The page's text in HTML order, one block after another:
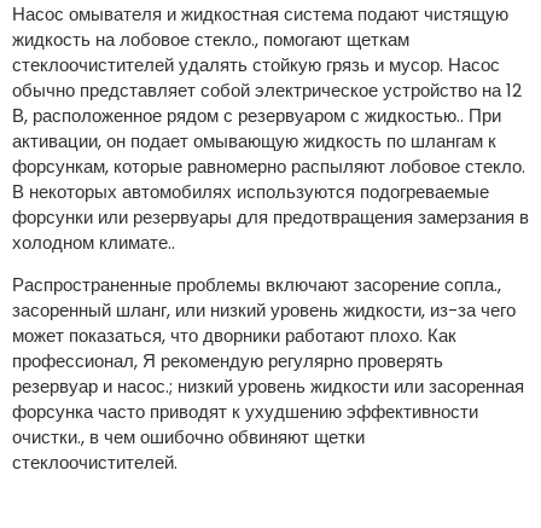
Насос омывателя и жидкостная система подают чистящую
жидкость на лобовое стекло., помогают щеткам
стеклоочистителей удалять стойкую грязь и мусор. Насос
обычно представляет собой электрическое устройство на 12
В, расположенное рядом с резервуаром с жидкостью.. При
активации, он подает омывающую жидкость по шлангам к
форсункам, которые равномерно распыляют лобовое стекло.
В некоторых автомобилях используются подогреваемые
форсунки или резервуары для предотвращения замерзания в
холодном климате..
Распространенные проблемы включают засорение сопла.,
засоренный шланг, или низкий уровень жидкости, из-за чего
может показаться, что дворники работают плохо. Как
профессионал, Я рекомендую регулярно проверять
резервуар и насос.; низкий уровень жидкости или засоренная
форсунка часто приводят к ухудшению эффективности
очистки., в чем ошибочно обвиняют щетки
стеклоочистителей.